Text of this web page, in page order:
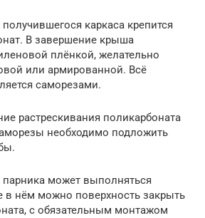
каркаса крепится
В завершение крыша
плёнкой, желательно
или армированной. Всё
саморезами.
растрескивания поликарбоната
необходимо подложить
может выполняться
в нём можно поверхность закрыть
с обязательным монтажом